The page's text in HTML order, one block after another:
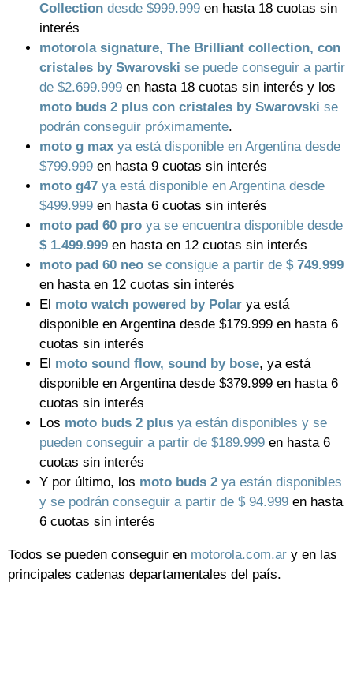
Collection desde $999.999 en hasta 18 cuotas sin
interés
motorola signature, The Brilliant collection, con
cristales by Swarovski se puede conseguir a partir
de $2.699.999 en hasta 18 cuotas sin interés y los
moto buds 2 plus con cristales by Swarovski se
podrán conseguir próximamente.
moto g max ya está disponible en Argentina desde
$799.999 en hasta 9 cuotas sin interés
moto g47 ya está disponible en Argentina desde
$499.999 en hasta 6 cuotas sin interés
moto pad 60 pro ya se encuentra disponible desde
$ 1.499.999 en hasta en 12 cuotas sin interés
moto pad 60 neo se consigue a partir de $ 749.999
en hasta en 12 cuotas sin interés
El moto watch powered by Polar ya está
disponible en Argentina desde $179.999 en hasta 6
cuotas sin interés
El moto sound flow, sound by bose, ya está
disponible en Argentina desde $379.999 en hasta 6
cuotas sin interés
Los moto buds 2 plus ya están disponibles y se
pueden conseguir a partir de $189.999 en hasta 6
cuotas sin interés
Y por último, los moto buds 2 ya están disponibles
y se podrán conseguir a partir de $ 94.999 en hasta
6 cuotas sin interés
Todos se pueden conseguir en motorola.com.ar y en las
principales cadenas departamentales del país.